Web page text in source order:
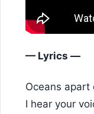
— Lyrics —
Oceans apart
I hear your